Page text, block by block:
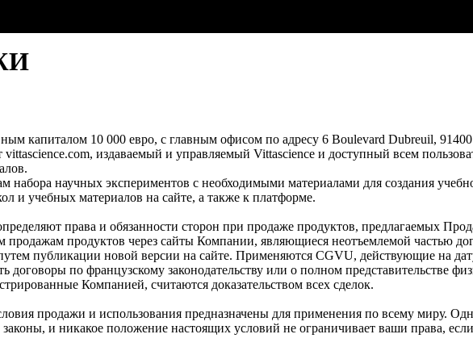
капиталом 10 000 евро, с главным офисом по адресу 6 Boulevard Dubreuil, 91400
издаваемый и управляемый Vittascience и доступный всем
набора научных экспериментов с необходимыми материалами для создания
и учебных материалов на сайте, а также к платформе.
права и обязанности сторон при продаже продуктов, предлагаемых
продажам продуктов через сайты Компании, являющиеся неотъемлемой частью
публикации новой версии на сайте. Применяются CGVU, действующие на
договоры по французскому законодательству или о полном представительстве
Компанией, считаются доказательством всех сделок.
продажи и использования предназначены для применения по всему миру.
и никакое положение настоящих условий не ограничивает ваши права,